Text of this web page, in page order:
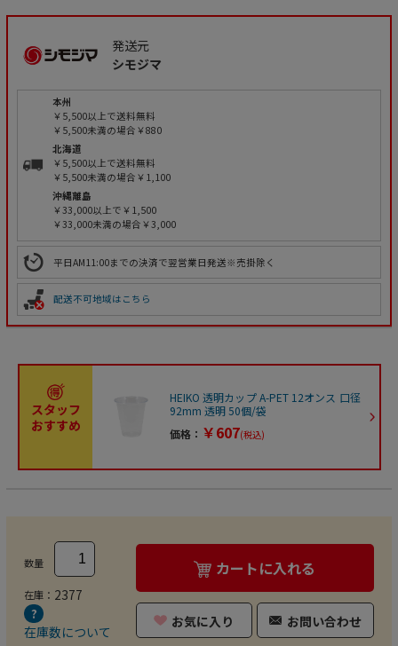
発送元
シモジマ
本州
￥5,500以上で送料無料
￥5,500未満の場合￥880
北海道
￥5,500以上で送料無料
￥5,500未満の場合￥1,100
沖縄離島
￥33,000以上で￥1,500
￥33,000未満の場合￥3,000
平日AM11:00までの決済で翌営業日発送※売掛除く
配送不可地域はこちら
スタッフ
おすすめ
HEIKO 透明カップ A-PET 12オンス 口径
92mm 透明 50個/袋
価格： ￥607(税込)
数量
在庫： 2377
在庫数について
カートに入れる
お気に入り お問い合わせ